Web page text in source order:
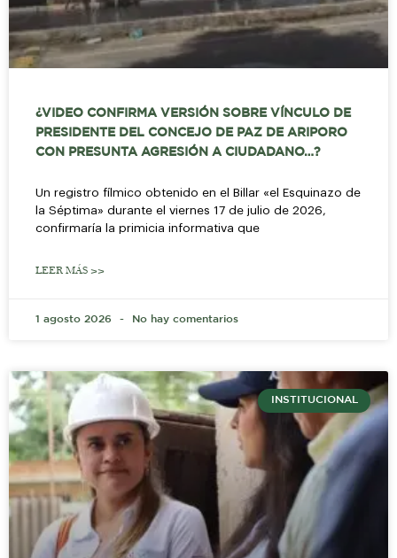
¿VIDEO CONFIRMA VERSIÓN SOBRE VÍNCULO DE
PRESIDENTE DEL CONCEJO DE PAZ DE ARIPORO
CON PRESUNTA AGRESIÓN A CIUDADANO…?
Un registro fílmico obtenido en el Billar «el Esquinazo de
la Séptima» durante el viernes 17 de julio de 2026,
confirmaría la primicia informativa que
LEER MÁS >>
1 agosto 2026 No hay comentarios
INSTITUCIONAL